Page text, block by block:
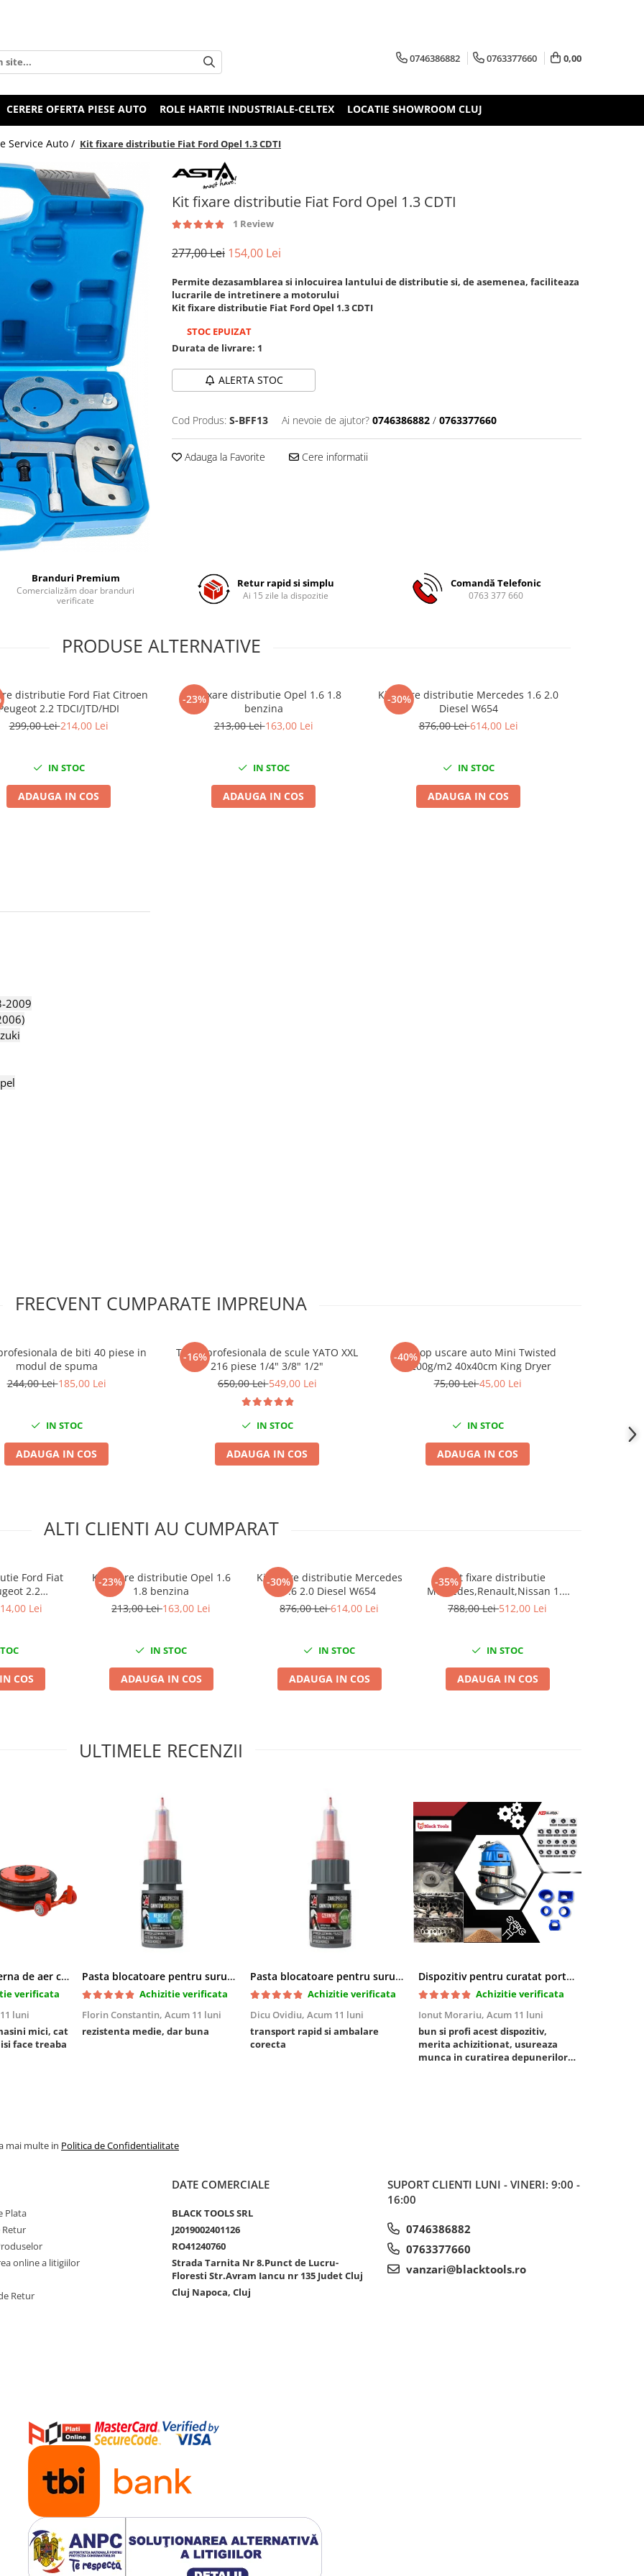
0746386882 0763377660 0,00
CERERE OFERTA PIESE AUTO ROLE HARTIE INDUSTRIALE-CELTEX LOCATIE SHOWROOM CLUJ
Service Auto / Kit fixare distributie Fiat Ford Opel 1.3 CDTI
Kit fixare distributie Fiat Ford Opel 1.3 CDTI
1 Review
277,00 Lei 154,00 Lei
Permite dezasamblarea si inlocuirea lantului de distributie si, de asemenea, faciliteaza
lucrarile de intretinere a motorului
Kit fixare distributie Fiat Ford Opel 1.3 CDTI
STOC EPUIZAT
Durata de livrare: 1
ALERTA STOC
Cod Produs: S-BFF13 Ai nevoie de ajutor? 0746386882 / 0763377660
Adauga la Favorite Cere informatii
Branduri Premium
Comercializăm doar branduri
verificate
Retur rapid si simplu
Ai 15 zile la dispozitie
Comandă Telefonic
0763 377 660
PRODUSE ALTERNATIVE
distributie Ford Fiat Citroen
2.2 TDCI/JTD/HDI
299,00 Lei214,00 Lei
IN STOC
ADAUGA IN COS
-23%
Kit fixare distributie Opel 1.6 1.8
benzina
213,00 Lei163,00 Lei
IN STOC
ADAUGA IN COS
-30%
Kit fixare distributie Mercedes 1.6 2.0
Diesel W654
876,00 Lei614,00 Lei
IN STOC
ADAUGA IN COS
2009
FRECVENT CUMPARATE IMPREUNA
de biti 40 piese in
modul de spuma
244,00 Lei185,00 Lei
IN STOC
ADAUGA IN COS
-16%
Trusa profesionala de scule YATO XXL
216 piese 1/4" 3/8" 1/2"
650,00 Lei549,00 Lei
IN STOC
ADAUGA IN COS
-40%
Prosop uscare auto Mini Twisted
1200g/m2 40x40cm King Dryer
75,00 Lei45,00 Lei
IN STOC
ADAUGA IN COS
ALTI CLIENTI AU CUMPARAT
Ford Fiat
2.2
HDI Lei
COS
-23%
Kit fixare distributie Opel 1.6
1.8 benzina
213,00 Lei163,00 Lei
IN STOC
ADAUGA IN COS
-30%
Kit fixare distributie Mercedes
1.6 2.0 Diesel W654
876,00 Lei614,00 Lei
IN STOC
ADAUGA IN COS
-35%Kit fixare distributie
Mercedes,Renault,Nissan 1.3
TCE
788,00 Lei512,00 Lei
IN STOC
ADAUGA IN COS
ULTIMELE RECENZII
Cric pneumatic perna de aer cu inaltator 6T
verificata
luni
mici, cat
face treaba
Pasta blocatoare pentru suruburi,rezistenta medie
Achizitie verificata
Florin Constantin, Acum 11 luni
rezistenta medie, dar buna
Pasta blocatoare pentru suruburi,rezistenta inalta
Achizitie verificata
Dicu Ovidiu, Acum 11 luni
transport rapid si ambalare
corecta
Dispozitiv pentru curatat porturi admisie si evacuare fara demontare cu coji de nuca si accesorii incluse
Achizitie verificata
Ionut Morariu, Acum 11 luni
bun si profi acest dispozitiv,
merita achizitionat, usureaza
munca in curatirea depunerilor
mai multe in Politica de Confidentialitate
Plata
Retur
online a litigiilor
Retur
DATE COMERCIALE
BLACK TOOLS SRL
J2019002401126
RO41240760
Strada Tarnita Nr 8.Punct de Lucru-
Floresti Str.Avram Iancu nr 135 Judet Cluj
Cluj Napoca, Cluj
SUPORT CLIENTI LUNI - VINERI: 9:00 -
16:00
0746386882
0763377660
vanzari@blacktools.ro